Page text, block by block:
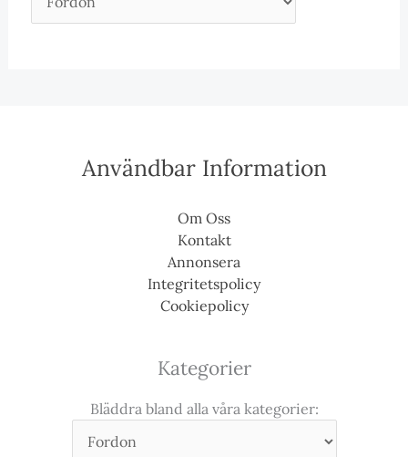
Användbar Information
Om Oss
Kontakt
Annonsera
Integritetspolicy
Cookiepolicy
Kategorier
Bläddra bland alla våra kategorier: